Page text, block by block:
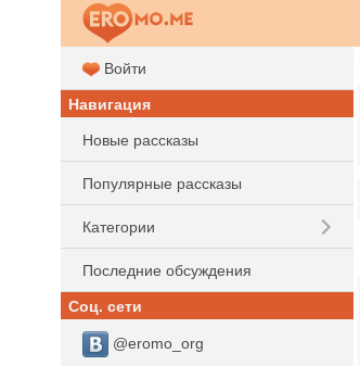
Войти
Навигация
Новые рассказы
Популярные рассказы
Категории
Последние обсуждения
Соц. сети
@eromo_org